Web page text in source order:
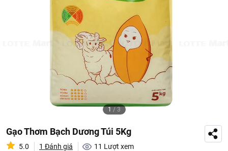
1 / 3
Gạo Thơm Bạch Dương Túi 5Kg
5.0 1 Đánh giá 11 Lượt xem